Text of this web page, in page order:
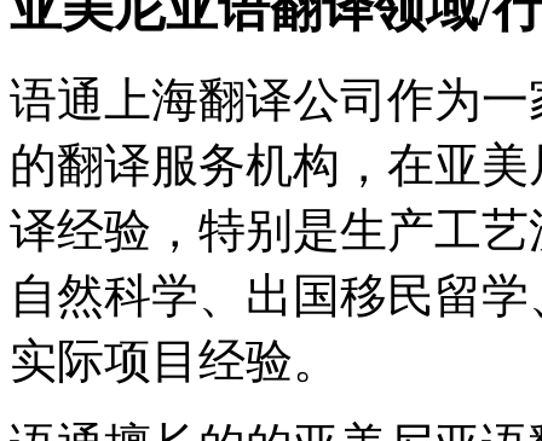
语通上海翻译公司作为
的翻译服务机构，在亚
译经验，特别是生产工
自然科学、出国移民留
实际项目经验。